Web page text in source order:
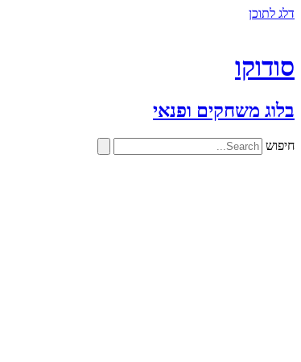
דלג לתוכן
סודוקו
בלוג משחקים ופנאי
חיפוש